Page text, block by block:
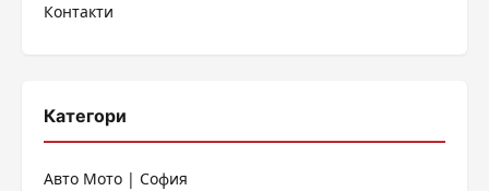
Контакти
Категори
Авто Мото | София